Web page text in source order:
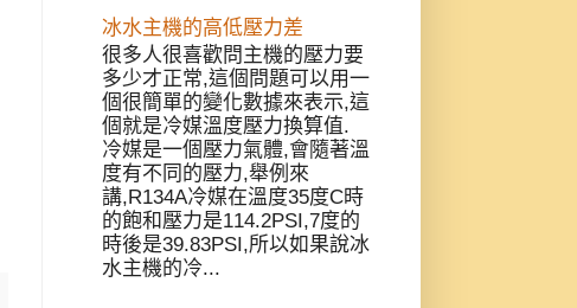
冰水主機的高低壓力差
很多人很喜歡問主機的壓力要
多少才正常,這個問題可以用一
個很簡單的變化數據來表示,這
個就是冷媒溫度壓力換算值.
冷媒是一個壓力氣體,會隨著溫
度有不同的壓力,舉例來
講,R134A冷媒在溫度35度C時
的飽和壓力是114.2PSI,7度的
時後是39.83PSI,所以如果說冰
水主機的冷...